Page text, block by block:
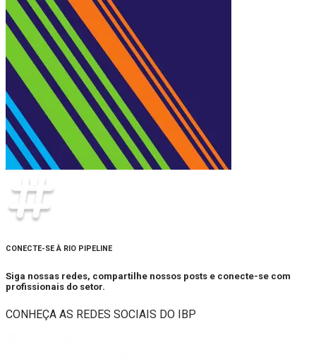
CONECTE-SE À RIO PIPELINE
Siga nossas redes, compartilhe nossos posts e conecte-se com
profissionais do setor.
CONHEÇA AS REDES SOCIAIS DO IBP